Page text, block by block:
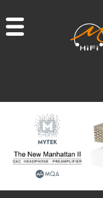
商品一覽
二手專區
視聽專欄